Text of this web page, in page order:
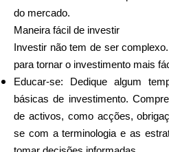
+372
do mercado.
Maneira fácil de investir
Investir não tem de ser
para tornar o investimento mais
Educar-se: Dedique algum
básicas de investimento.
de activos, como acções,
se com a terminologia e as